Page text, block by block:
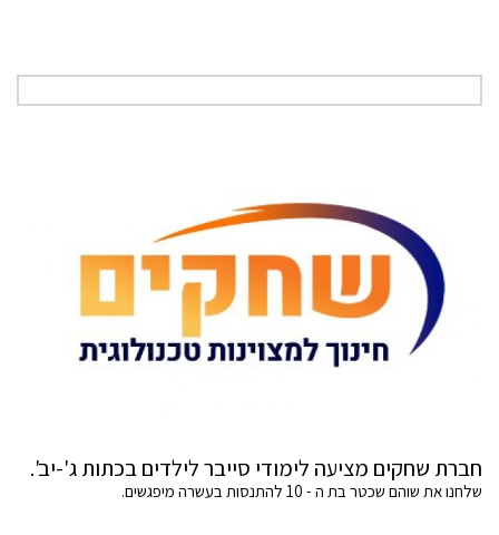
חברת שחקים מציעה לימודי סייבר לילדים בכתות ג'-יב'.
שלחנו את שוהם שכטר בת ה - 10 להתנסות בעשרה מיפגשים.